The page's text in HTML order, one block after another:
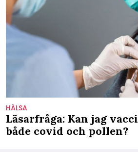
HÄLSA
Läsarfråga: Kan jag
både covid och pollen?